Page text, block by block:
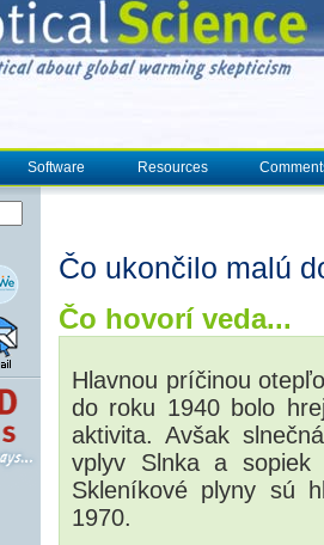
Software Resources
Čo ukončilo malú
Čo hovorí veda...
Hlavnou príčinou
do roku 1940 bolo
aktivita. Avšak
vplyv Slnka a
Skleníkové plyny sú
1970.